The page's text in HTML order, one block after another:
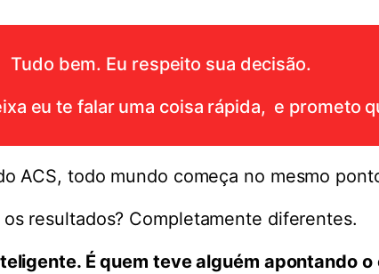
Tudo bem. Eu respeito sua decisão.
eu te falar uma coisa rápida, e prometo
ACS, todo mundo começa no mesmo
os resultados? Completamente diferentes.
É quem teve alguém apontando